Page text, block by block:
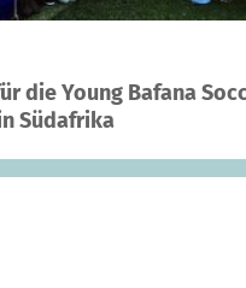
die Young Bafana
Südafrika
Somerset West, Südafrika
0 %